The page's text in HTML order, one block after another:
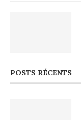
POSTS RÉCENTS